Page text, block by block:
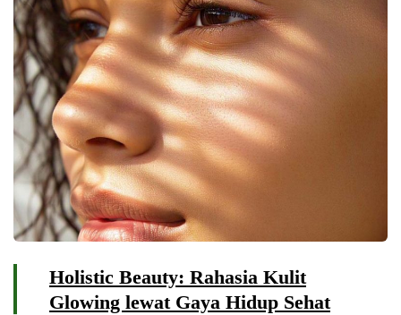
Holistic Beauty: Rahasia Kulit
Glowing lewat Gaya Hidup Sehat